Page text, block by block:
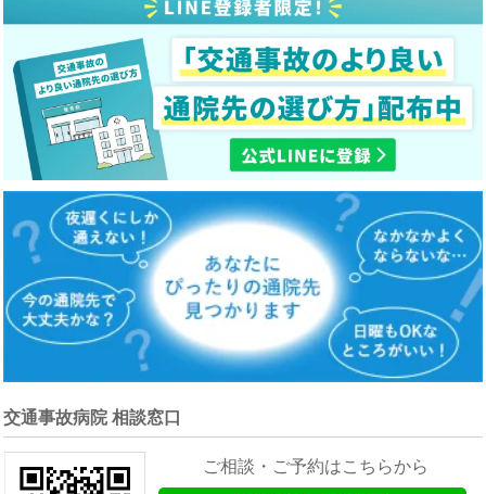
交通事故病院 相談窓口
ご相談・ご予約はこちらから